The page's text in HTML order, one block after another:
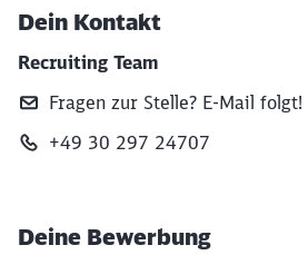
Dein Kontakt
Recruiting Team
Fragen zur Stelle? E‑Mail folgt!
+49 30 297 24707
Deine Bewerbung